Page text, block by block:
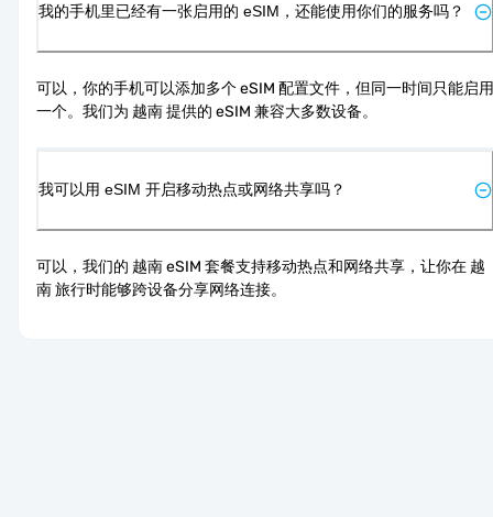
我的手机里已经有一张启用的 eSIM，还能使用你们的服务吗？
可以，你的手机可以添加多个 eSIM 配置文件，但同一时间只能启用
一个。我们为 越南 提供的 eSIM 兼容大多数设备。
我可以用 eSIM 开启移动热点或网络共享吗？
可以，我们的 越南 eSIM 套餐支持移动热点和网络共享，让你在 越
南 旅行时能够跨设备分享网络连接。